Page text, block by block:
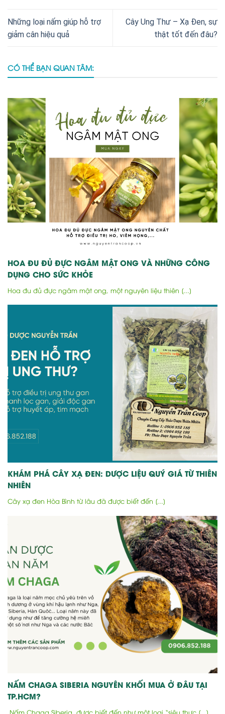
Những loại nấm giúp hỗ trợ
giảm cân hiệu quả
Cây Ung Thư – Xạ Đen, sự
thật tốt đến đâu?
CÓ THỂ BẠN QUAN TÂM:
HOA ĐU ĐỦ ĐỰC NGÂM MẬT ONG VÀ NHỮNG CÔNG
DỤNG CHO SỨC KHỎE
Hoa đu đủ đực ngâm mật ong, một nguyên liệu thiên [...]
KHÁM PHÁ CÂY XẠ ĐEN: DƯỢC LIỆU QUÝ GIÁ TỪ THIÊN
NHIÊN
Cây xạ đen Hòa Bình từ lâu đã được biết đến [...]
NẤM CHAGA SIBERIA NGUYÊN KHỐI MUA Ở ĐÂU TẠI
TP.HCM?
Nấm Chaga Siberia, được biết đến như một loại “siêu thực [...]